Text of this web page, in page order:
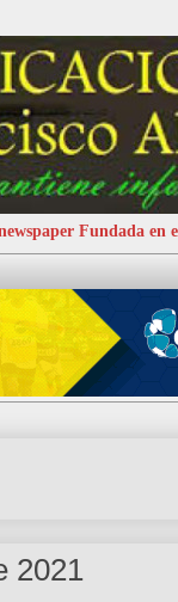
Fundada en
2021